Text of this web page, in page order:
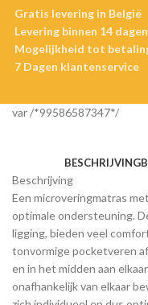
Gratis levering in België
Levering binnen 14 dagen
Mogelijkheid tot
7 Dagen klantenservice
var /*99586587347*/
BESCHRIJVING
Beschrijving
Een microveringmatras
optimale ondersteuning.
ligging, bieden veel
tonvormige pocketveren
en in het midden aan
onafhankelijk van elkaar